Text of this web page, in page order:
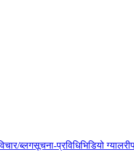
ब्लगसूचना-प्रविधिभिडियो ग्यालरी